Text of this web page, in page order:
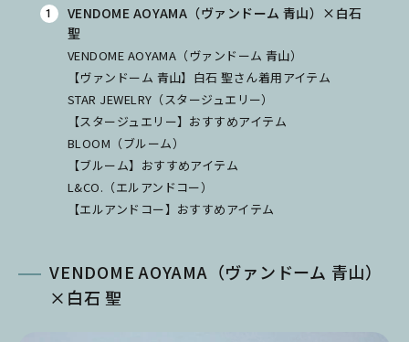
VENDOME AOYAMA（ヴァンドーム 青山）×白石
聖
VENDOME AOYAMA（ヴァンドーム 青山）
【ヴァンドーム 青山】白石 聖さん着用アイテム
STAR JEWELRY（スタージュエリー）
【スタージュエリー】おすすめアイテム
BLOOM（ブルーム）
【ブルーム】おすすめアイテム
L&CO.（エルアンドコー）
【エルアンドコー】おすすめアイテム
VENDOME AOYAMA（ヴァンドーム 青山）
×白石 聖